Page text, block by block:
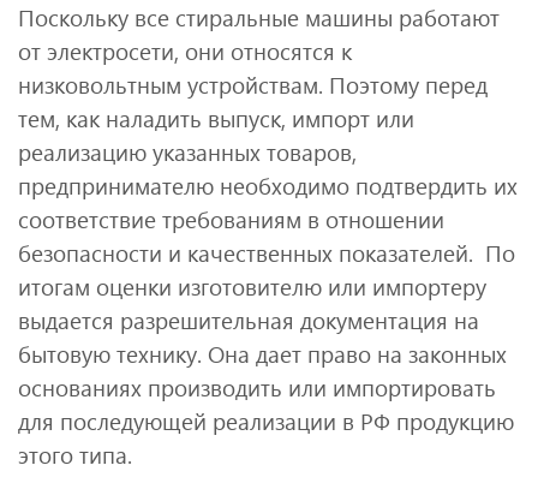
Поскольку все стиральные машины работают
от электросети, они относятся к
низковольтным устройствам. Поэтому перед
тем, как наладить выпуск, импорт или
реализацию указанных товаров,
предпринимателю необходимо подтвердить их
соответствие требованиям в отношении
безопасности и качественных показателей. По
итогам оценки изготовителю или импортеру
выдается разрешительная документация на
бытовую технику. Она дает право на законных
основаниях производить или импортировать
для последующей реализации в РФ продукцию
этого типа.